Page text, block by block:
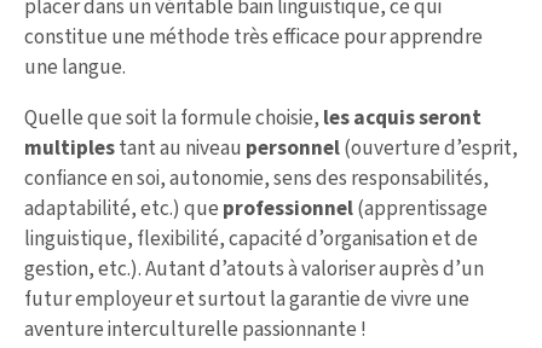
placer dans un véritable bain linguistique, ce qui
constitue une méthode très efficace pour apprendre
une langue.
Quelle que soit la formule choisie, les acquis seront
multiplestant au niveau personnel(ouverture d’esprit,
confiance en soi, autonomie, sens des responsabilités,
adaptabilité, etc.) que professionnel(apprentissage
linguistique, flexibilité, capacité d’organisation et de
gestion, etc.). Autant d’atouts à valoriser auprès d’un
futur employeur et surtout la garantie de vivre une
aventure interculturelle passionnante !